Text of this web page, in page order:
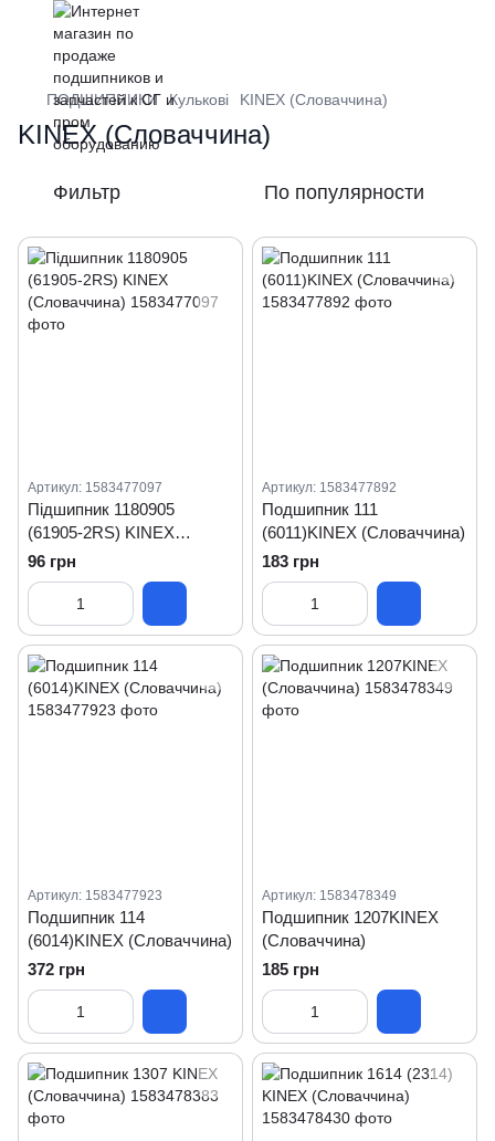
ПОДШИПНИКИ Кулькові KINEX (Словаччина)
KINEX (Словаччина)
Фильтр По популярности
Артикул: 1583477097
Пiдшипник 1180905
(61905-2RS) KINEX
(Словаччина)
96 грн
Артикул: 1583477892
Подшипник 111
(6011)KINEX (Словаччина)
183 грн
Артикул: 1583477923
Подшипник 114
(6014)KINEX (Словаччина)
372 грн
Артикул: 1583478349
Подшипник 1207KINEX
(Словаччина)
185 грн